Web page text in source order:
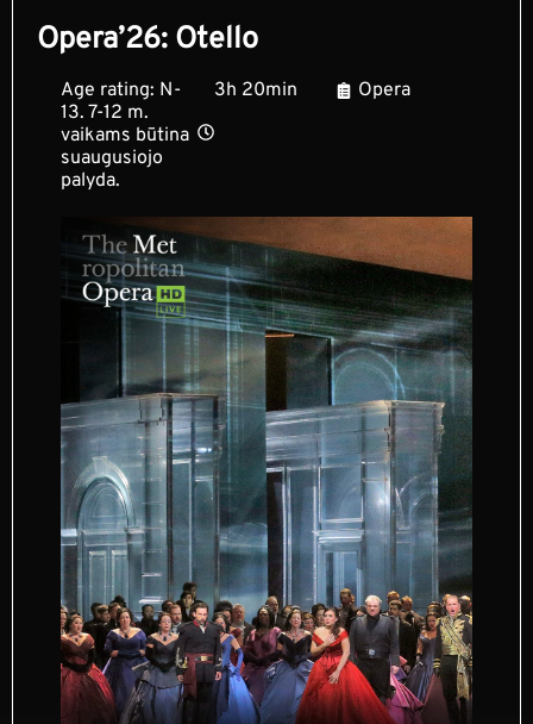
Opera’26: Otello
Age rating: N-
13. 7-12 m.
vaikams būtina
suaugusiojo
palyda.
3h 20min Opera